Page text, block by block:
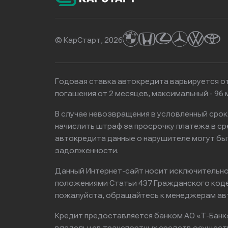
© КарСтарт, 2026
Годовая ставка автокредита варьируется
погашения от 2 месяцев, максимальный -
В случае невозвращения в условленный
начислить штраф за просрочку платежа в
автокредита данные о нарушителе могут
задолженности.
Данный Интернет-сайт носит
положениями Статьи 437 Гражданского
пожалуйста, обращайтесь к менеджерам
Кредит предоставляется банком АО «Т-